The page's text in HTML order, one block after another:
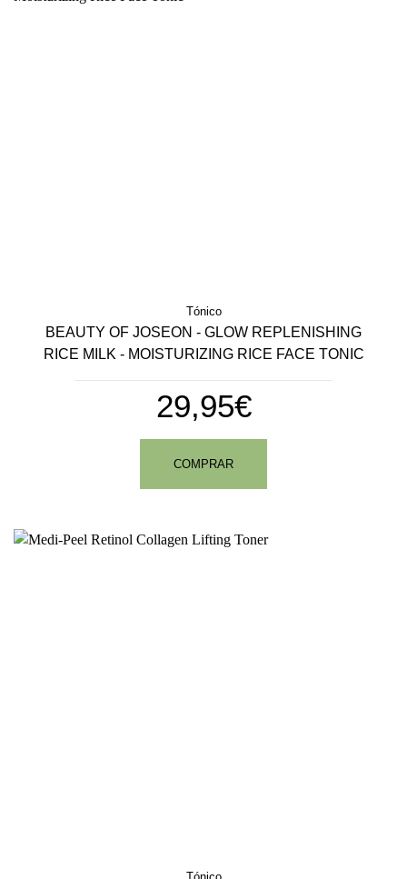
Tónico
BEAUTY OF JOSEON - GLOW REPLENISHING
RICE MILK - MOISTURIZING RICE FACE TONIC
29,95€
COMPRAR